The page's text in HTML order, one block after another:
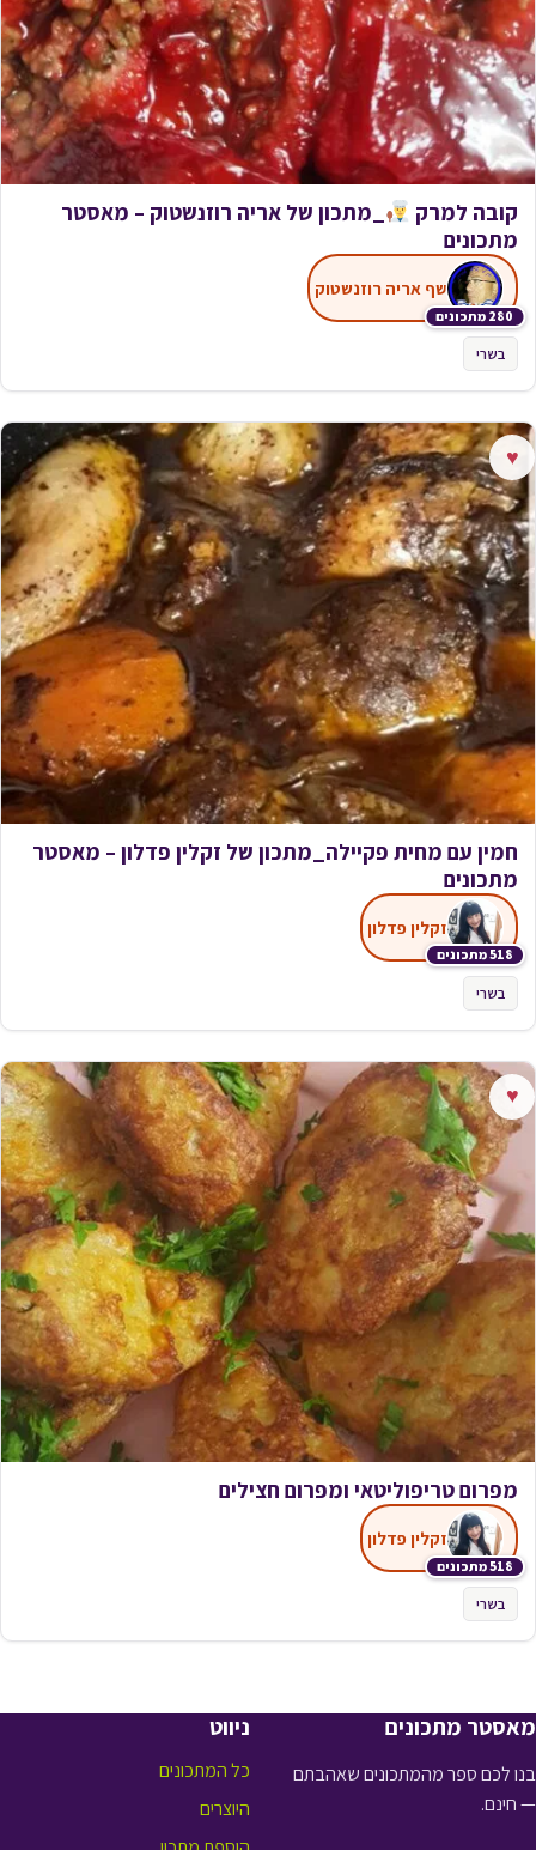
קובה למרק
_מתכון של אריה רוזנשטוק – מאסטר
מתכונים
280 מתכונים
שף אריה רוזנשטוק
בשרי
♥
חמין עם מחית פקיילה_מתכון של זקלין פדלון – מאסטר
מתכונים
518 מתכונים
זקלין פדלון
בשרי
♥
מפרום טריפוליטאי ומפרום חצילים
518 מתכונים
זקלין פדלון
בשרי
מאסטר מתכונים
בנו לכם ספר מהמתכונים שאהבתם
— חינם.
ניווט
כל המתכונים
היוצרים